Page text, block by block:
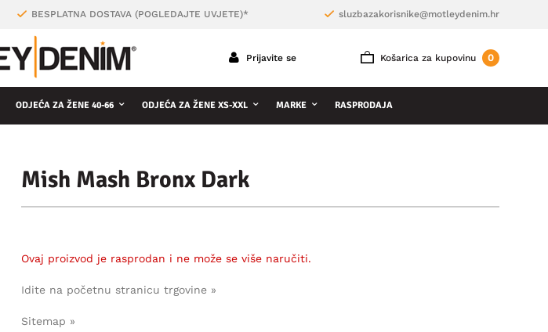
BESPLATNA DOSTAVA (POGLEDAJTE UVJETE)* sluzbazakorisnike@motleydenim.hr
Košarica za kupovinu 0
Prijavite se
ODJEĆA ZA ŽENE 40-66 ODJEĆA ZA ŽENE XS-XXL MARKE RASPRODAJA
Mish Mash Bronx Dark
Ovaj proizvod je rasprodan i ne može se više naručiti.
Idite na početnu stranicu trgovine »
Sitemap »